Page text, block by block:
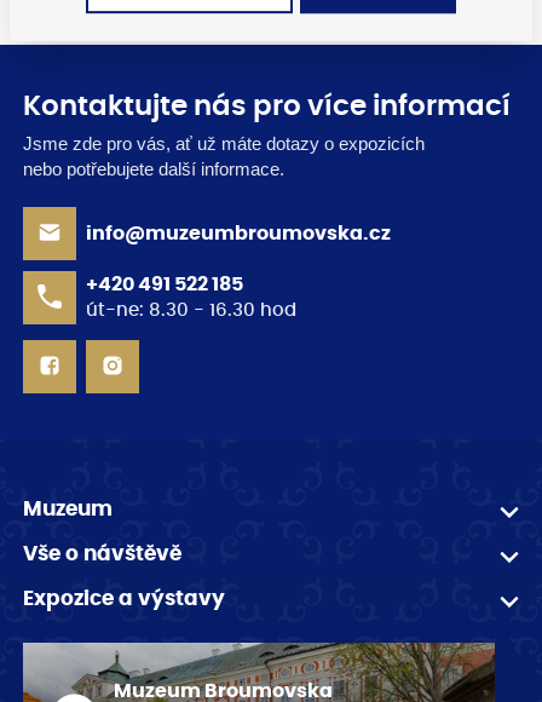
Kontaktujte nás pro více informací
Jsme zde pro vás, ať už máte dotazy o expozicích
nebo potřebujete další informace.
info@muzeumbroumovska.cz
+420 491 522 185
út-ne: 8.30 - 16.30 hod
Muzeum
Vše o návštěvě
Expozice a výstavy
Muzeum Broumovska